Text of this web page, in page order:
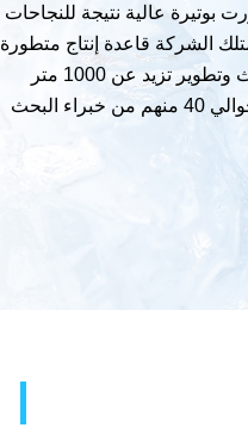
2004 ونمت وتطورت بوتيرة عالية نتيجة للنجاحات
الشركة قاعدة إنتاج متطورة
تبلغ مساحتها 60,000 متر مربع وقاعدة بحث وتطوير تزيد عن 1000 متر
مربع. كما يعمل فيها أكثر من 200 شخص حوالي 40 منهم من خبراء البحث